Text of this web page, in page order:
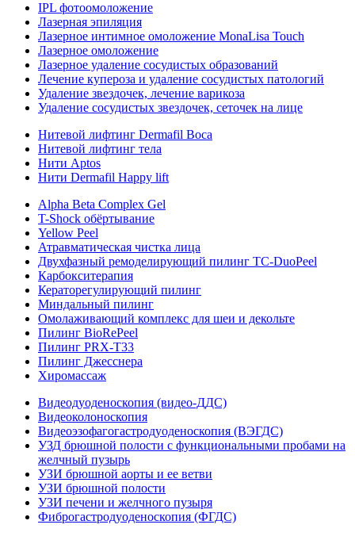
IPL фотоомоложение
Лазерная эпиляция
Лазерное интимное омоложение MonaLisa Touch
Лазерное омоложение
Лазерное удаление сосудистых образований
Лечение купероза и удаление сосудистых патологий
Удаление звездочек, лечение варикоза
Удаление сосудистых звездочек, сеточек на лице
Нитевой лифтинг Dermafil Boca
Нитевой лифтинг тела
Нити Aptos
Нити Dermafil Happy lift
Alpha Beta Complex Gel
T-Shock обёртывание
Yellow Peel
Атравматическая чистка лица
Двухфазный ремоделирующий пилинг TC-DuoPeel
Карбокситерапия
Кераторегулирующий пилинг
Миндальный пилинг
Омолаживающий комплекс для шеи и декольте
Пилинг BioRePeel
Пилинг PRX-T33
Пилинг Джесснера
Хиромассаж
Видеодуоденоскопия (видео-ДДС)
Видеоколоноскопия
Видеоэзофагогастродуоденоскопия (ВЭГДС)
УЗД брюшной полости с функциональными пробами на
желчный пузырь
УЗИ брюшной аорты и ее ветви
УЗИ брюшной полости
УЗИ печени и желчного пузыря
Фиброгастродуоденоскопия (ФГДС)